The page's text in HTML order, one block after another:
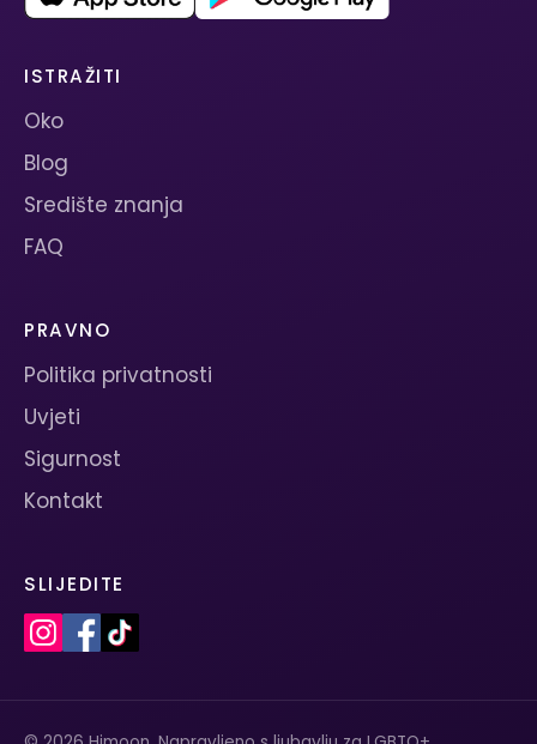
ISTRAŽITI
Oko
Blog
Središte znanja
FAQ
PRAVNO
Politika privatnosti
Uvjeti
Sigurnost
Kontakt
SLIJEDITE